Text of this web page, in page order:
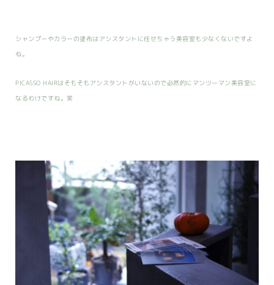
シャンプーやカラーの塗布はアシスタントに任せちゃう美容室も少なくないですよ
ね。
PICASSO HAIRはそもそもアシスタントがいないので必然的にマンツーマン美容室に
なるわけですね。笑